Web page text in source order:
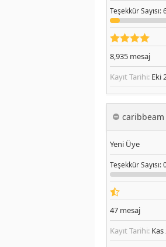
TeşekkürSayısı:
8,935 mesaj
Kayıt Tarihi: Eki
caribbeam
Yeni Üye
TeşekkürSayısı:
47 mesaj
Kayıt Tarihi: Kas